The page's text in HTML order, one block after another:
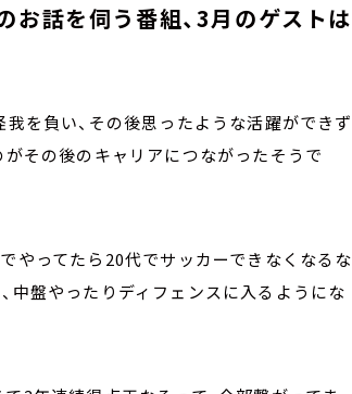
お話を伺う番組、3月のゲストは
を負い、その後思ったような活躍ができず
その後のキャリアにつながったそうで
やってたら20代でサッカーできなくなるな
中盤やったりディフェンスに入るようにな